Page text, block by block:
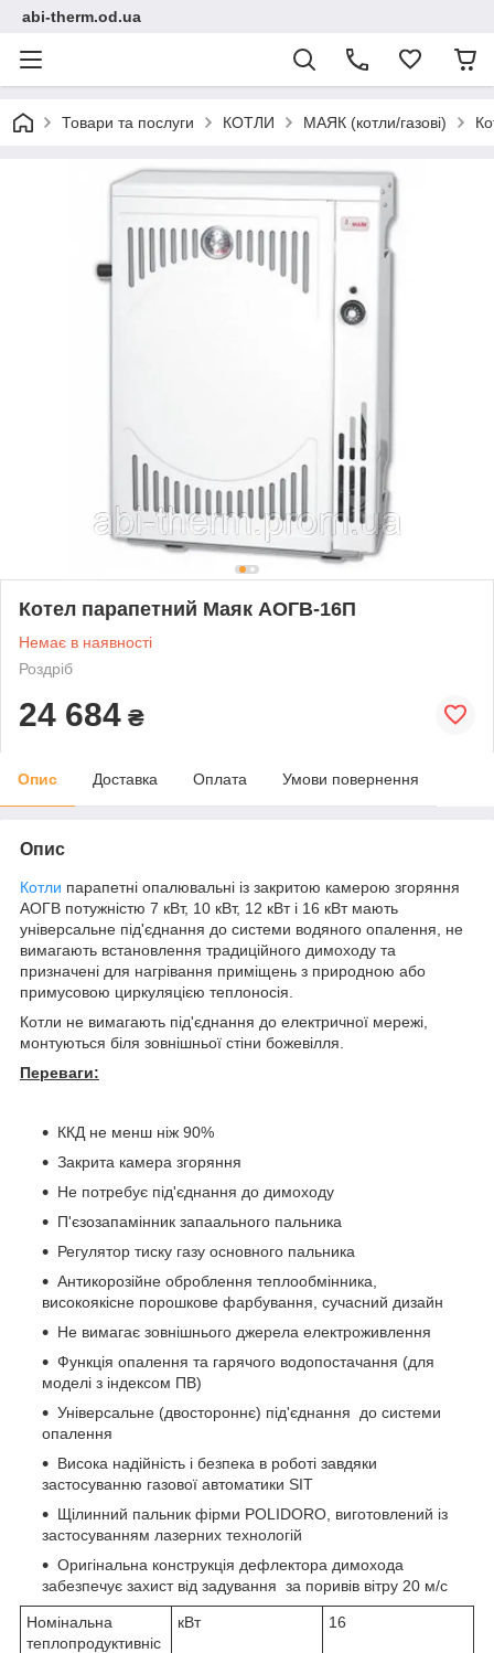
abi-therm.od.ua
Товари та послуги КОТЛИ МАЯК (котли/газові)
Котел парапетний Маяк АОГВ-16П
Немає в наявності
Роздріб
24 684 ₴
Опис Доставка Оплата Умови повернення
Опис
Котли парапетні опалювальні із закритою камерою згоряння
АОГВ потужністю 7 кВт, 10 кВт, 12 кВт і 16 кВт мають
універсальне під'єднання до системи водяного опалення, не
вимагають встановлення традиційного димоходу та
призначені для нагрівання приміщень з природною або
примусовою циркуляцією теплоносія.
Котли не вимагають під'єднання до електричної мережі,
монтуються біля зовнішньої стіни божевілля.
Переваги:
ККД не менш ніж 90%
Закрита камера згоряння
Не потребує під'єднання до димоходу
П'єзозапамінник запаального пальника
Регулятор тиску газу основного пальника
Антикорозійне оброблення теплообмінника,
високоякісне порошкове фарбування, сучасний дизайн
Не вимагає зовнішнього джерела електроживлення
Функція опалення та гарячого водопостачання (для
моделі з індексом ПВ)
Універсальне (двостороннє) під'єднання до системи
опалення
Висока надійність і безпека в роботі завдяки
застосуванню газової автоматики SIT
Щілинний пальник фірми POLIDORO, виготовлений із
застосуванням лазерних технологій
Оригінальна конструкція дефлектора димохода
забезпечує захист від задування за поривів вітру 20 м/с
Номінальна
теплопродуктивніс
кВт 16